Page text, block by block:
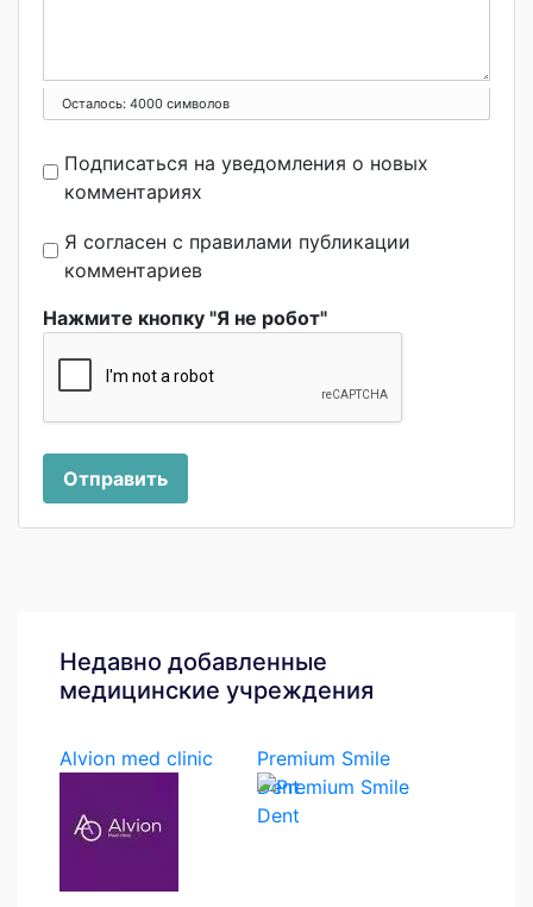
Осталось: 4000 символов
Подписаться на уведомления о новых
комментариях
Я согласен с правилами публикации
комментариев
Нажмите кнопку "Я не робот"
Отправить
Недавно добавленные
медицинские учреждения
Alvion med clinic
Premium Smile
Dent